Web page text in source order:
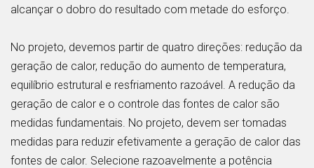
alcançar o dobro do resultado com metade do esforço.
No projeto, devemos partir de quatro direções: redução da
geração de calor, redução do aumento de temperatura,
equilíbrio estrutural e resfriamento razoável. A redução da
geração de calor e o controle das fontes de calor são
medidas fundamentais. No projeto, devem ser tomadas
medidas para reduzir efetivamente a geração de calor das
fontes de calor. Selecione razoavelmente a potência